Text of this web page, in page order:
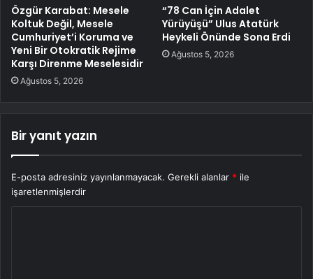
Özgür Karabat: Mesele
Koltuk Değil, Mesele
Cumhuriyet’i Koruma ve
Yeni Bir Otokratik Rejime
Karşı Direnme Meselesidir
Ağustos 5, 2026
“78 Can İçin Adalet
Yürüyüşü” Ulus Atatürk
Heykeli Önünde Sona Erdi
Ağustos 5, 2026
Bir yanıt yazın
E-posta adresiniz yayınlanmayacak. Gerekli alanlar * ile
işaretlenmişlerdir